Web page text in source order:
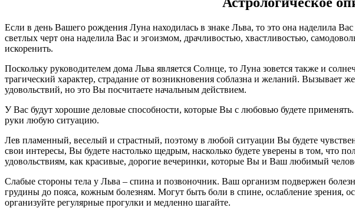
Если в день Вашего рождения Луна находилась в знаке Льва, то это она наделила
светлых черт она наделила Вас и эгоизмом, драчливостью, хвастливостью,
искоренить.
Поскольку руководителем дома Льва является Солнце, то Луна зовется также и
трагический характер, страдание от возникновения соблазна и желаний. Вызывает
удовольствий, но это Вы посчитаете начальным действием.
У Вас будут хорошие деловые способности, которые Вы с любовью будете
руки любую ситуацию.
Лев пламенный, веселый и страстный, поэтому в любой ситуации Вы будете
свои интересы, Вы будете настолько щедрым, насколько будете уверены в том, что
удовольствиям, как красивые, дорогие вечеринки, которые Вы и Ваш любимый
Слабые стороны тела у Льва – спина и позвоночник. Ваш организм подвержен
грудины до пояса, кожным болезням. Могут быть боли в спине, ослабление зрения,
организуйте регулярные прогулки и медленно шагайте.